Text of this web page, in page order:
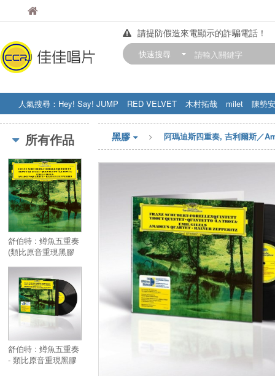
佳佳唱片
請提防假造來電顯示的詐騙電話！
【中華門市營業時間調整公告】
快速搜尋
人氣搜尋： Hey! Say! JUMP RED VELVET 木村拓哉 milet
陳勢安
STRAY KIDS
盧廣仲 周杰伦
所有作品
舒伯特 : 鳟魚五重奏
(類比原音重現黑膠
Schubert : “Trout”
Quintet (Original
Source Series (LP) )
舒伯特 : 鳟魚五重奏
- 類比原音重現黑膠
黑膠 阿瑪迪斯四重奏, 吉利爾斯／